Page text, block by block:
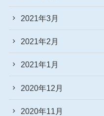
2021年3月
2021年2月
2021年1月
2020年12月
2020年11月